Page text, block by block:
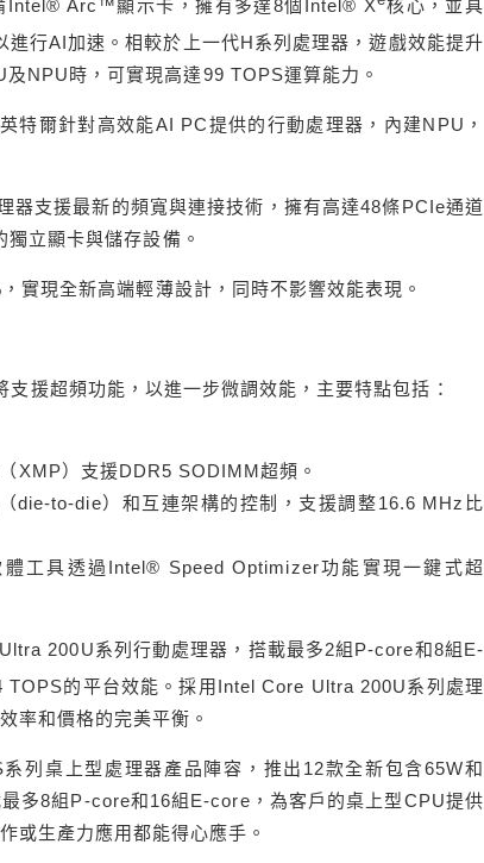
Arc™顯示卡，擁有多達8個Intel® X 核心，並具
進行AI加速。相較於上一代H系列處理器，遊戲效能提升
NPU時，可實現高達99 TOPS運算能力。
爾針對高效能AI PC提供的行動處理器，內建NPU，
支援最新的頻寬與連接技術，擁有高達48條PCIe通道
立顯卡與儲存設備。
現全新高端輕薄設計，同時不影響效能表現。
援超頻功能，以進一步微調效能，主要特點包括：
XMP）支援DDR5 SODIMM超頻。
die-to-die）和互連架構的控制，支援調整16.6 MHz比
工具透過Intel® Speed Optimizer功能實現一鍵式超
200U系列行動處理器，搭載最多2組P-core和8組E-
TOPS的平台效能。採用Intel Core Ultra 200U系列處理
率和價格的完美平衡。
列桌上型處理器產品陣容，推出12款全新包含65W和
多8組P-core和16組E-core，為客戶的桌上型CPU提供
或生產力應用都能得心應手。